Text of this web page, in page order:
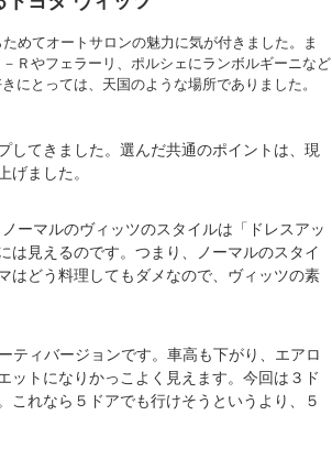
めてオートサロンの魅力に気が付きました。ま
Ｒやフェラーリ、ポルシェにランボルギーニなど
とっては、天国のような場所でありました。
てきました。選んだ共通のポイントは、現
げました。
ーマルのヴィッツのスタイルは「ドレスアッ
は見えるのです。つまり、ノーマルのスタイ
はどう料理してもダメなので、ヴィッツの素
ィバージョンです。車高も下がり、エアロ
ットになりかっこよく見えます。今回は３ド
これなら５ドアでも行けそうというより、５